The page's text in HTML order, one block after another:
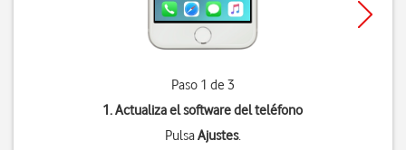
Paso 1 de 3
1. Actualiza el software del teléfono
PulsaAjustes.